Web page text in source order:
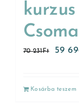
70 231Ft 59
Kosárba teszem